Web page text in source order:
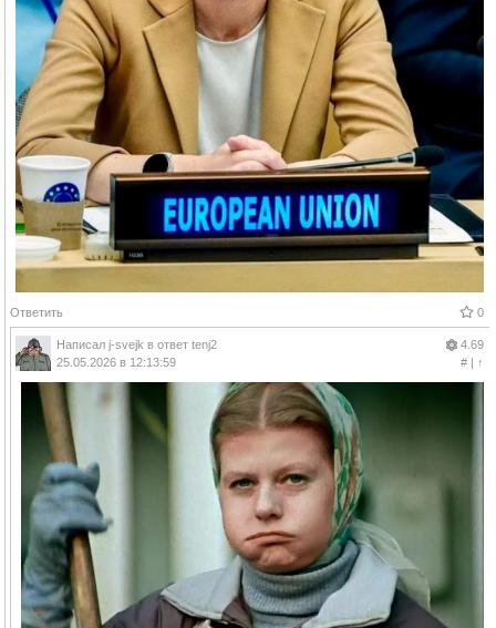
Ответить 0
Написал j-svejk в ответ tenj2
25.05.2026 в 12:13:59
4.69
#| ↑